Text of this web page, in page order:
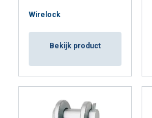
Wirelock
Bekijk product